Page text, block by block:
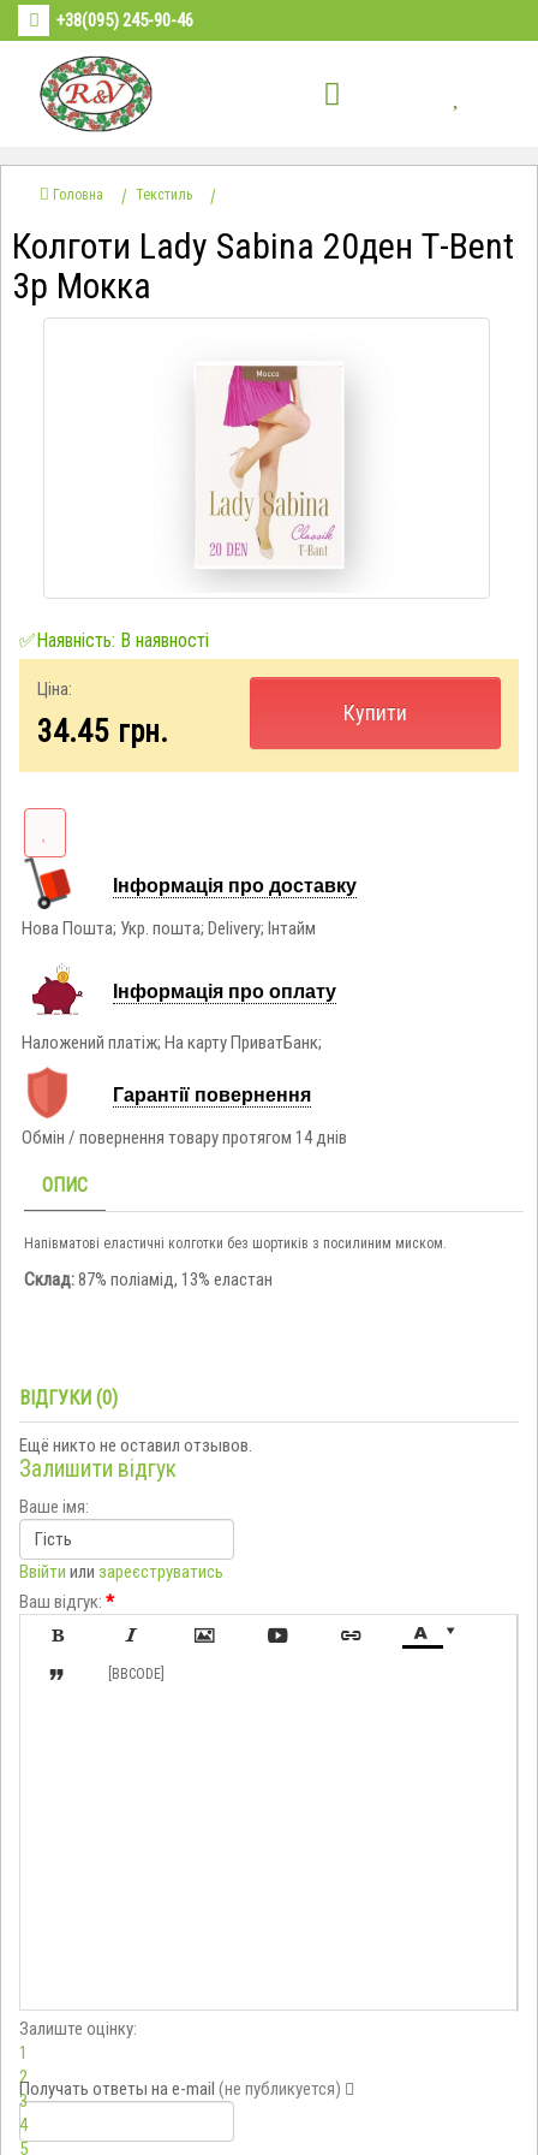
+38(095) 245-90-46
Головна Текстиль
Колготи Lady Sabina 20ден Т-Bent
3р Мокка
✅Наявність: В наявності
Ціна:
34.45 грн.
Купити
Інформація про доставку
Нова Пошта; Укр. пошта; Delivery; Інтайм
Інформація про оплату
Наложений платіж; На карту ПриватБанк;
Гарантії повернення
Обмін / повернення товару протягом 14 днів
ОПИС
Напівматові еластичні колготки без шортиків з посилиним миском.
Склад:87% поліамід, 13% еластан
ВІДГУКИ (0)
Ещё никто не оставил отзывов.
Залишити відгук
Ваше імя:
Ввійти или зареєструватись
Ваш відгук: *

     
 [BBCODE]
Залиште оцінку:
1
2
3
4
5
Получать ответы на e-mail (не публикуется)